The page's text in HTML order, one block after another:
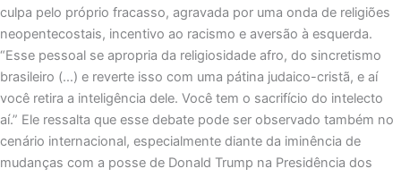
culpa pelo próprio fracasso, agravada por uma onda de religiões
neopentecostais, incentivo ao racismo e aversão à esquerda.
“Esse pessoal se apropria da religiosidade afro, do sincretismo
brasileiro (…) e reverte isso com uma pátina judaico-cristã, e aí
você retira a inteligência dele. Você tem o sacrifício do intelecto
aí.” Ele ressalta que esse debate pode ser observado também no
cenário internacional, especialmente diante da iminência de
mudanças com a posse de Donald Trump na Presidência dos